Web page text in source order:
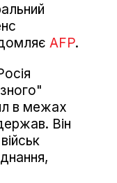
AFP.
в межах
Він